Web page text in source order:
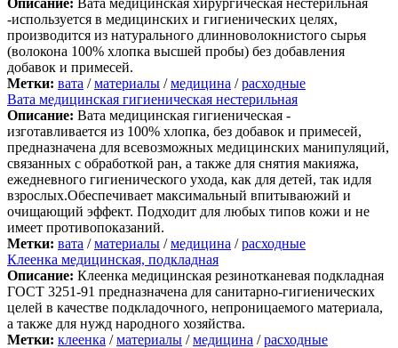
Описание: Вата медицинская хирургическая нестерильная
-используется в медицинских и гигиенических целях,
производится из натурального длинноволокнистого сырья
(волокона 100% хлопка высшей пробы) без добавления
добавок и примесей.
Метки: вата /материалы /медицина /расходные
Вата медицинская гигиеническая нестерильная
Описание: Вата медицинская гигиеническая -
изготавливается из 100% хлопка, без добавок и примесей,
предназначена для всевозможных медицинских манипуляций,
связанных с обработкой ран, а также для снятия макияжа,
ежедневного гигиенического ухода, как для детей, так идля
взрослых.Обеспечивает максимальный впитываюжий и
очищающий эффект. Подходит для любых типов кожи и не
имеет противопоказаний.
Метки: вата /материалы /медицина /расходные
Клеенка медицинская, подкладная
Описание: Клеенка медицинская резинотканевая подкладная
ГОСТ 3251-91 предназначена для санитарно-гигиенических
целей в качестве подкладочного, непроницаемого материала,
а также для нужд народного хозяйства.
Метки: клеенка /материалы /медицина /расходные